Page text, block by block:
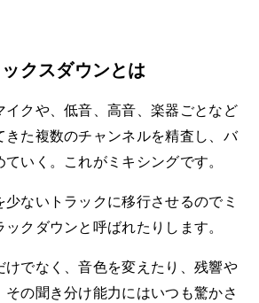
クスダウンとは
イクや、低音、高音、楽器ごとなど
きた複数のチャンネルを精査し、バ
いく。これがミキシングです。
ないトラックに移行させるのでミ
クダウンと呼ばれたりします。
けでなく、音色を変えたり、残響や
その聞き分け能力にはいつも驚かさ